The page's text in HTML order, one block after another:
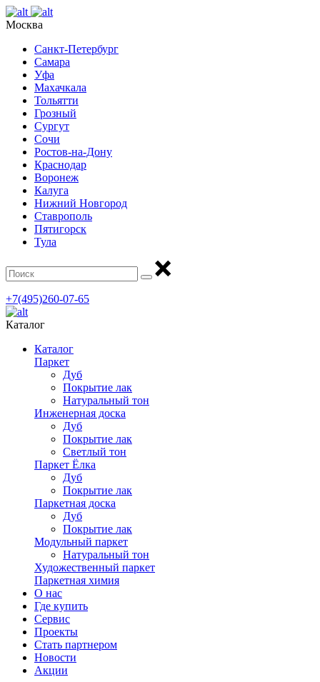
Москва
Санкт-Петербург
Самара
Уфа
Махачкала
Тольятти
Грозный
Сургут
Сочи
Ростов-на-Дону
Краснодар
Воронеж
Калуга
Нижний Новгород
Ставрополь
Пятигорск
Тула
+7(495)260-07-65
Каталог
Каталог
Паркет
Дуб
Покрытие лак
Натуральный тон
Инженерная доска
Дуб
Покрытие лак
Светлый тон
Паркет Ёлка
Дуб
Покрытие лак
Паркетная доска
Дуб
Покрытие лак
Модульный паркет
Натуральный тон
Художественный паркет
Паркетная химия
О нас
Где купить
Сервис
Проекты
Стать партнером
Новости
Акции